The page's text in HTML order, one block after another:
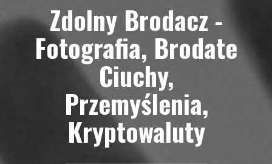
Zdolny Brodacz -
Fotografia, Brodate
Ciuchy,
Przemyślenia,
Kryptowaluty